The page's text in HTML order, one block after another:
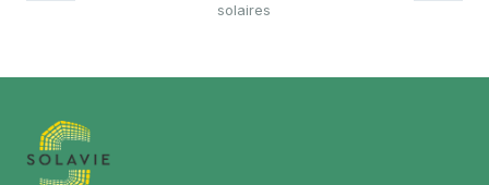
solaires